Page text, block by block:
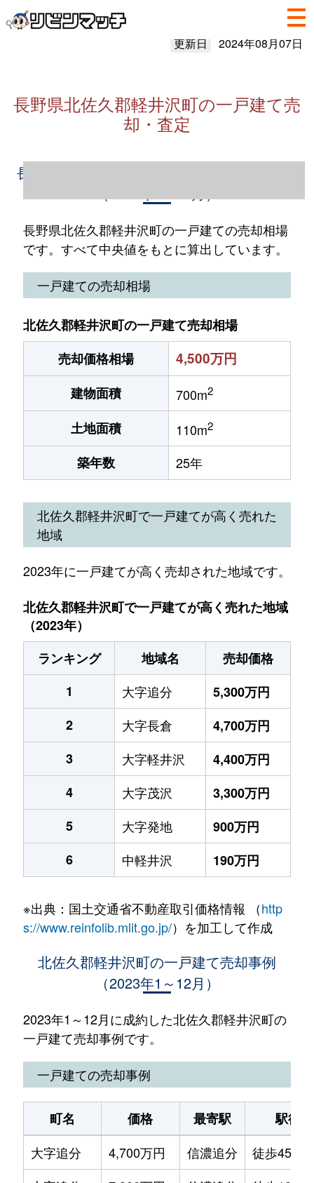
更新日 2024年08月07日
長野県北佐久郡軽井沢町の一戸建て売
却・査定
長野県北佐久郡軽井沢町の一戸建て売却情報
長野県北佐久郡軽井沢町の一戸建ての売却相場
です。すべて中央値をもとに算出しています。
一戸建ての売却相場
北佐久郡軽井沢町の一戸建て売却相場
売却価格相場
4,500万円
建物面積 700m2
土地面積 110m2
築年数 25年
北佐久郡軽井沢町で一戸建てが高く売れた
地域
2023年に一戸建てが高く売却された地域です。
北佐久郡軽井沢町で一戸建てが高く売れた地域
（2023年）
ランキング
地域名
売却価格
1
大字追分
5,300万円
2
大字長倉
4,700万円
3
大字軽井沢
4,400万円
4
大字茂沢
3,300万円
5
大字発地
900万円
6
中軽井沢 190万円
※出典：国土交通省不動産取引価格情報 （http
s://www.reinfolib.mlit.go.jp/）を加工して作成
北佐久郡軽井沢町の一戸建て売却事例
（2023年1～12月）
2023年1～12月に成約した北佐久郡軽井沢町の
一戸建て売却事例です。
一戸建ての売却事例
町名 価格 最寄駅
駅徒歩
大字追分
4,700万円 信濃追分
徒歩45分